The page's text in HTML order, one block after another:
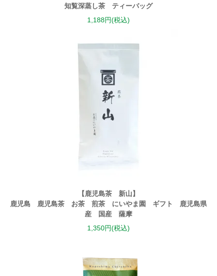
知覧深蒸し茶 ティーバッグ
1,188円(税込)
【鹿児島茶 新山】
鹿児島 鹿児島茶 お茶 煎茶 にいやま園 ギフト 鹿児島県
産 国産 薩摩
1,350円(税込)